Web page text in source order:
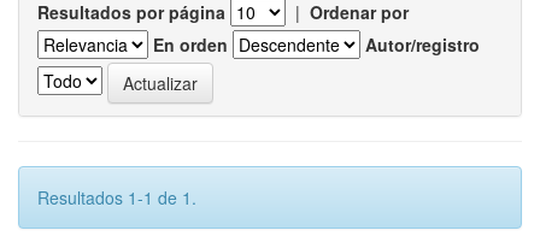
Resultados por página | Ordenar por
En orden
Autor/registro
Resultados 1-1 de 1.